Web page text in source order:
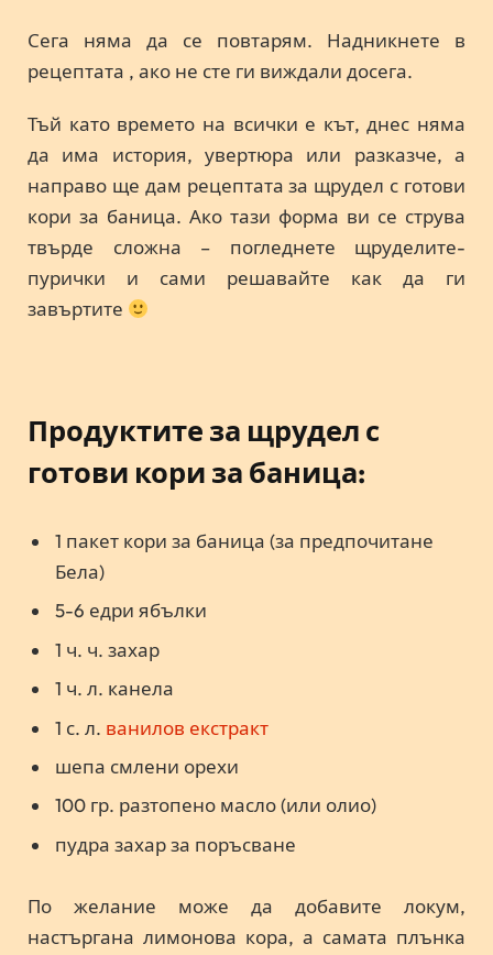
Сега няма да се повтарям. Надникнете в
рецептата , ако не сте ги виждали досега.
Тъй като времето на всички е кът, днес няма
да има история, увертюра или разказче, а
направо ще дам рецептата за щрудел с готови
кори за баница. Ако тази форма ви се струва
твърде сложна – погледнете щруделите-
пурички и сами решавайте как да ги
завъртите
Продуктите за щрудел с
готови кори за баница:
1 пакет кори за баница (за предпочитане
Бела)
5-6 едри ябълки
1 ч. ч. захар
1 ч. л. канела
1 с. л. ванилов екстракт
шепа смлени орехи
100 гр. разтопено масло (или олио)
пудра захар за поръсване
По желание може да добавите локум,
настъргана лимонова кора, а самата плънка